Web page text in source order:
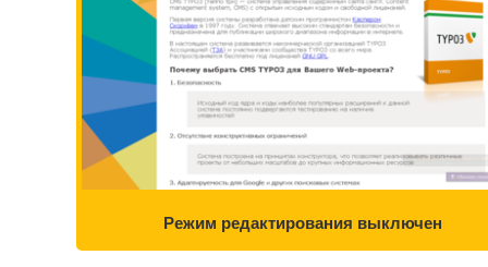
Режим редактирования выключен